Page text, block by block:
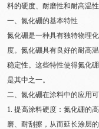
料的硬度、耐磨性和耐高温
一、氮化硼的基本特性
氮化硼是一种具有独特物理
度。氮化硼具有良好的耐高
稳定性。这些特性使得氮化
是其中之一。
二、氮化硼在涂料中的应用
1. 提高涂料硬度：氮化硼的
磨、耐刮擦，从而延长涂层的